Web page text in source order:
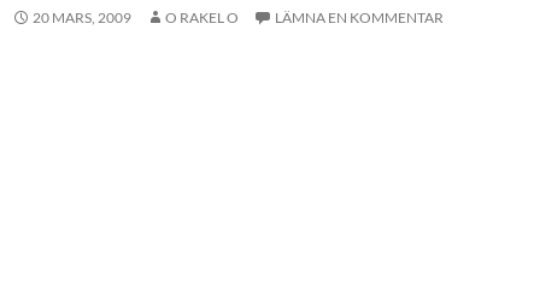
20 MARS, 2009 O RAKEL O LÄMNA EN KOMMENTAR